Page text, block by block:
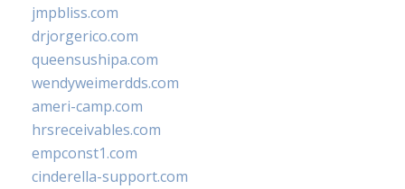
jmpbliss.com
drjorgerico.com
queensushipa.com
wendyweimerdds.com
ameri-camp.com
hrsreceivables.com
empconst1.com
cinderella-support.com